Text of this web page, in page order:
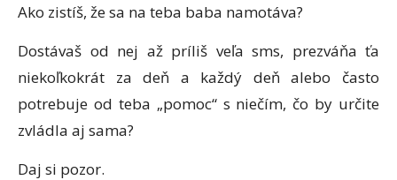
Ako zistíš, že sa na teba baba namotáva?
Dostávaš od nej až príliš veľa sms, prezváňa ťa
niekoľkokrát za deň a každý deň alebo často
potrebuje od teba „pomoc“ s niečím, čo by určite
zvládla aj sama?
Daj si pozor.